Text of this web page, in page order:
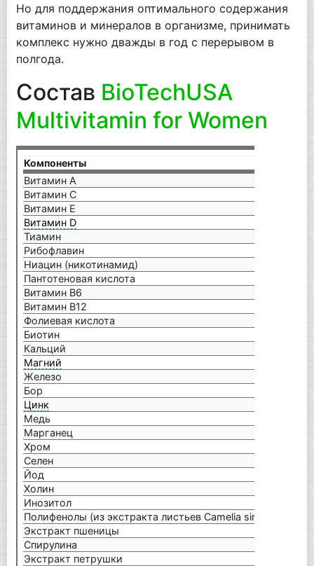
Но для поддержания оптимального содержания
витаминов и минералов в организме, принимать
комплекс нужно дважды в год с перерывом в
полгода.
Состав BioTechUSA
Multivitamin for Women
Компоненты
Витамин А
Витамин С
Витамин Е
Витамин D
Тиамин
Рибофлавин
Ниацин (никотинамид)
Пантотеновая кислота
Витамин B6
Витамин B12
Фолиевая кислота
Биотин
Кальций
Магний
Железо
Бор
Цинк
Медь
Марганец
Хром
Селен
Йод
Холин
Инозитол
Полифенолы (из экстракта листьев Camelia sinensis)
Экстракт пшеницы
Спирулина
Экстракт петрушки